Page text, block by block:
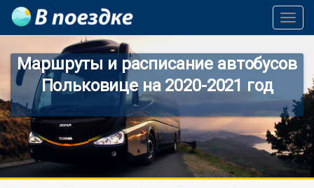
Маршруты и расписание автобусов
Польковице на 2020-2021 год